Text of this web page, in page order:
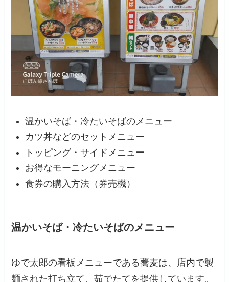
温かいそば・冷たいそばのメニュー
カツ丼などのセットメニュー
トッピング・サイドメニュー
お得なモーニングメニュー
食券の購入方法（券売機）
温かいそば・冷たいそばのメニュー
ゆで太郎の看板メニューである蕎麦は、店内で製
麺された打ち立て、茹でたてを提供しています。